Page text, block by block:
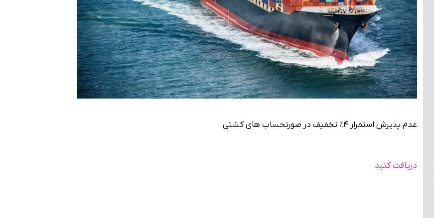
عدم پذيرش استمرار ٤% تخفيف در صورتحساب های كشتی
دریافت کنید